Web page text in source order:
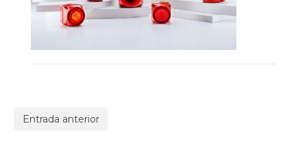
Entrada anterior